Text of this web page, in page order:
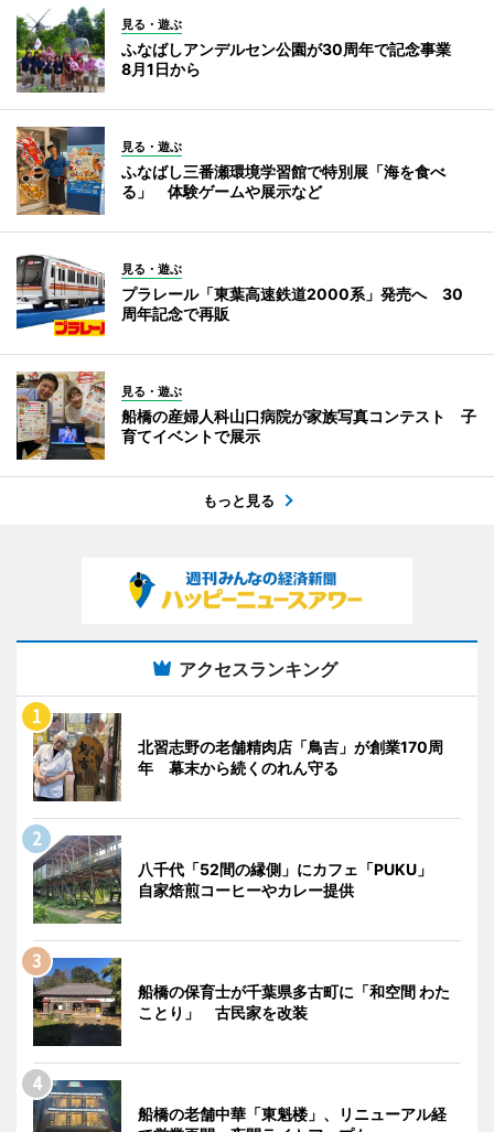
見る・遊ぶ
ふなばしアンデルセン公園が30周年で記念事業
8月1日から
見る・遊ぶ
ふなばし三番瀬環境学習館で特別展「海を食べ
る」 体験ゲームや展示など
見る・遊ぶ
プラレール「東葉高速鉄道2000系」発売へ 30
周年記念で再販
見る・遊ぶ
船橋の産婦人科山口病院が家族写真コンテスト 子
育てイベントで展示
もっと見る
アクセスランキング
北習志野の老舗精肉店「鳥吉」が創業170周
年 幕末から続くのれん守る
八千代「52間の縁側」にカフェ「PUKU」
自家焙煎コーヒーやカレー提供
船橋の保育士が千葉県多古町に「和空間 わた
ことり」 古民家を改装
船橋の老舗中華「東魁楼」、リニューアル経